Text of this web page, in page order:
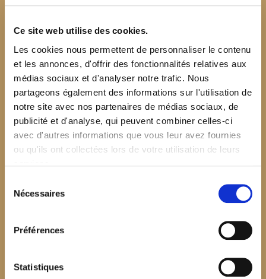
Ce site web utilise des cookies.
Les cookies nous permettent de personnaliser le contenu
et les annonces, d'offrir des fonctionnalités relatives aux
médias sociaux et d'analyser notre trafic. Nous
partageons également des informations sur l'utilisation de
notre site avec nos partenaires de médias sociaux, de
publicité et d'analyse, qui peuvent combiner celles-ci
avec d'autres informations que vous leur avez fournies
ou qu'ils ont collectées lors de votre utilisation de leurs
Nécessaires
Préférences
Statistiques